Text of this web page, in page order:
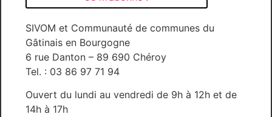
SIVOM et Communauté de communes du
Gâtinais en Bourgogne
6 rue Danton – 89 690 Chéroy
Tel. : 03 86 97 71 94
Ouvert du lundi au vendredi de 9h à 12h et de
14h à 17h